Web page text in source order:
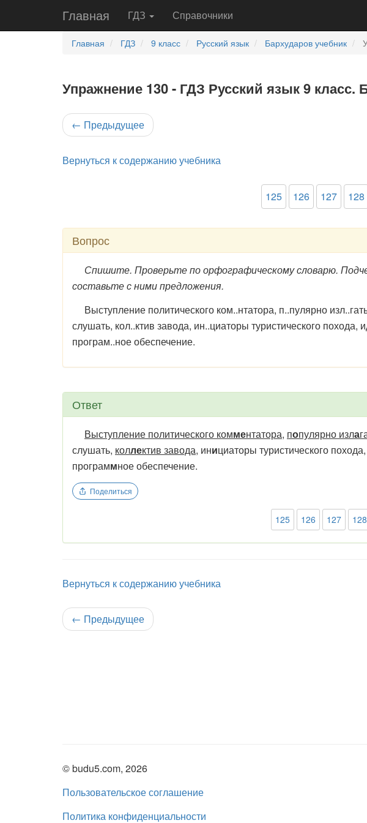
Главная ГДЗ Справочники
Главная ГДЗ 9 класс Русский язык Бархударов учебник
Упражнение 130 - ГДЗ Русский язык 9
← Предыдущее
Вернуться к содержанию учебника
125 126 127 128
Вопрос
Спишите. Проверьте по орфографическому словарю.
составьте с ними предложения.
Выступление политического ком..нтатора, п..пулярно
слушать, кол..ктив завода, ин..циаторы туристического
програм..ное обеспечение.
Ответ
Выступление политического комментатора, популярно изла
слушать, коллектив завода, инициаторы туристического похода,
программное обеспечение.
Поделиться
125 126 127 128
Вернуться к содержанию учебника
← Предыдущее
© budu5.com, 2026
Пользовательское соглашение
Политика конфиденциальности